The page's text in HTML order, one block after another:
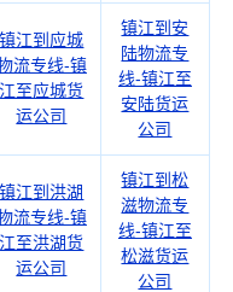
镇江到应城
流专线-镇
江至应城货
运公司
镇江到安
陆物流专
线-镇江至
安陆货运
公司
镇江到洪湖
流专线-镇
江至洪湖货
运公司
镇江到松
滋物流专
线-镇江至
松滋货运
公司